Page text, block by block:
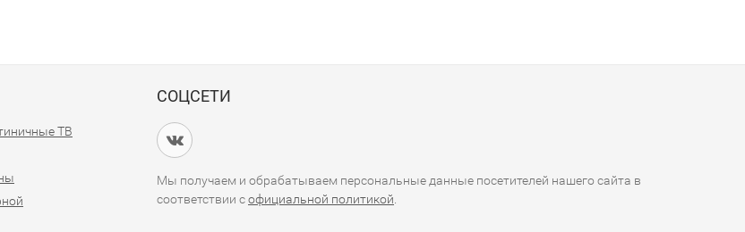
ТВ
СОЦСЕТИ
Мы получаем и обрабатываем персональные данные посетителей нашего сайта в
соответствии софициальной политикой